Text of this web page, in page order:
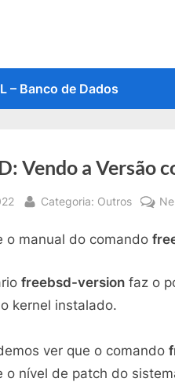
– Banco de Dados
Vendo a Versão
By
Categoria: Outros
o manual do comando
freebsd-version faz o
kernel instalado.
ver que o comando
o nível de patch do